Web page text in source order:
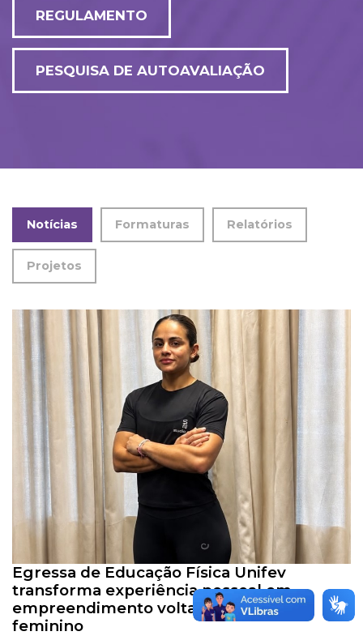
REGULAMENTO
PESQUISA DE AUTOAVALIAÇÃO
Notícias Formaturas Relatórios
Projetos
Egressa de Educação Física Unifev
transforma experiência pessoal em
empreendimento voltado ao público
feminino